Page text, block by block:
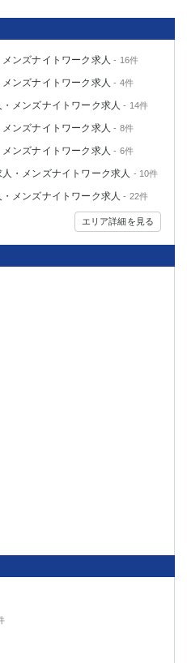
ンズナイトワーク求人 - 16件
ンズナイトワーク求人 - 4件
メンズナイトワーク求人 - 14件
ンズナイトワーク求人 - 8件
ンズナイトワーク求人 - 6件
・メンズナイトワーク求人 - 10件
メンズナイトワーク求人 - 22件
エリア詳細を見る
択した内容で設定